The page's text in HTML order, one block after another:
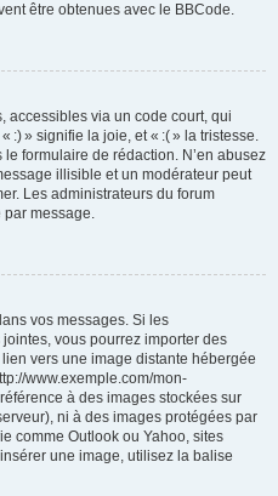
être obtenues avec le BBCode.
accessibles via un code court, qui
:) » signifie la joie, et « :( » la tristesse.
formulaire de rédaction. N’en abusez
illisible et un modérateur peut
Les administrateurs du forum
par message.
vos messages. Si les
vous pourrez importer des
vers une image distante hébergée
www.exemple.com/mon-
à des images stockées sur
ni à des images protégées par
comme Outlook ou Yahoo, sites
une image, utilisez la balise